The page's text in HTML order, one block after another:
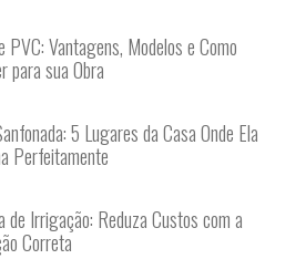
PVC: Vantagens, Modelos e Como
para sua Obra
5 Lugares da Casa Onde Ela
Perfeitamente
de Irrigação: Reduza Custos com a
Correta